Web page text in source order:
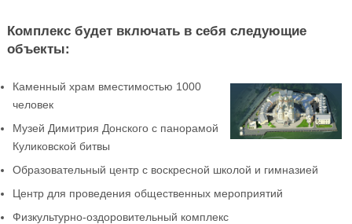
Комплекс будет включать в себя следующие
объекты:
Каменный храм вместимостью 1000
человек
Музей Димитрия Донского с панорамой
Куликовской битвы
Образовательный центр с воскресной школой и гимназией
Центр для проведения общественных мероприятий
Физкультурно-оздоровительный комплекс